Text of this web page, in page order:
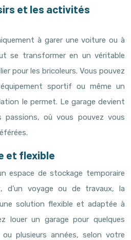
et les activités
à garer une voiture ou à
se transformer en un véritable
pour les bricoleurs. Vous pouvez
sportif ou même un
le permet. Le garage devient
où vous pouvez vous
et flexible
espace de stockage temporaire
d’un voyage ou de travaux, la
solution flexible et adaptée à
louer un garage pour quelques
ou plusieurs années, selon votre